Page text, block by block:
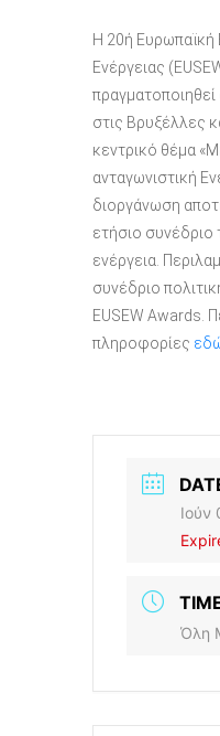
Η 20ή
Ενέργειας
πραγματοποιηθεί
στις Βρυξέλλες
κεντρικό θέμα
ανταγωνιστική
διοργάνωση
ετήσιο συνέδριο
ενέργεια.
συνέδριο
EUSEW Awards.
πληροφορίες
Ιούν
Όλη